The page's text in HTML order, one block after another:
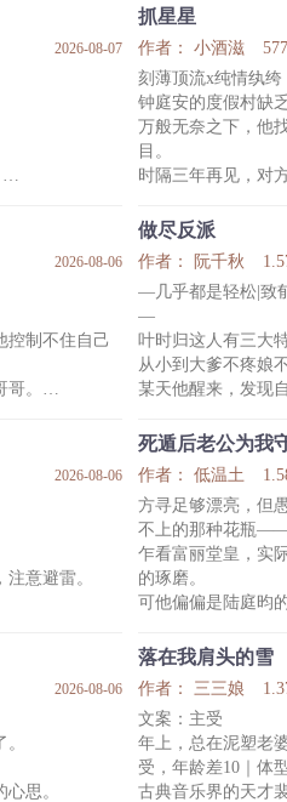
。
睡上一觉。
黄砚沉默了很久。
然后黄砚说：“我没
标签：HE 追夫 破
2026-08-07
的。
。
怎么跑来冒充
抓星星
作者： 小酒滋
刻薄顶流x纯情纨绔
钟庭安的度假村缺
万般无奈之下，他
目。
时隔三年再见，对
听完钟庭安的来意
先跪下给我当狗。”
钟庭安二话不说，
跪下之后，还很认
当年的事，他的确
-
四年前，钟庭安误
朋友，试图感化对
2026-08-06
控制不住自己
。
。
希望日后永不
做尽反派
作者： 阮千秋
—几乎都是轻松|致
—
叶时归这人有三大
从小到大爹不疼娘
某天他醒来，发现
叶时归没法选择，
活。
只是这当背锅侠的
来一顶沉重的锅，
比如师弟忽然一天
叶时
2026-08-06
意避雷。
死遁后老公为我
作者： 低温土
方寻足够漂亮，但
不上的那种花瓶
乍看富丽堂皇，实
的琢磨。
可他偏偏是陆庭昀的
私人贵族学院的同
声不绝于耳。
陆庭昀还没来得及
他掏出被精心雕刻
庭知面前，轻飘过
“没关系呀老公，我
2026-08-06
思。
落在我肩头的雪
作者： 三三娘
文案：主受
年上，总在泥塑老
受，年龄差10｜体
古典音乐界的天才